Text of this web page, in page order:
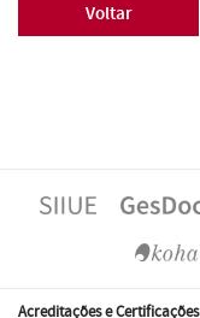
Voltar
Acreditações e Certificações